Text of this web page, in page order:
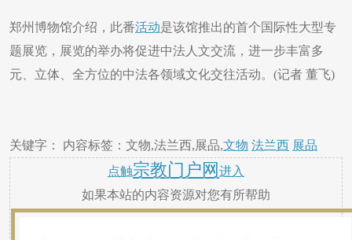
郑州博物馆介绍，此番活动是该馆推出的首个国际性大型专
题展览，展览的举办将促进中法人文交流，进一步丰富多
元、立体、全方位的中法各领域文化交往活动。(记者 董飞)
关键字： 内容标签：文物,法兰西,展品,文物 法兰西 展品
点触宗教门户网 进入
如果本站的内容资源对您有所帮助